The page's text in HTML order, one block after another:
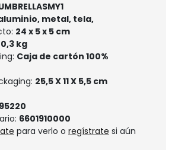
metal, tela,
24 x 5 x 5 cm
0,3 kg
Caja de cartón 100%
25,5 X 11 X 5,5 cm
6601910000
para verlo o regístrate si aún